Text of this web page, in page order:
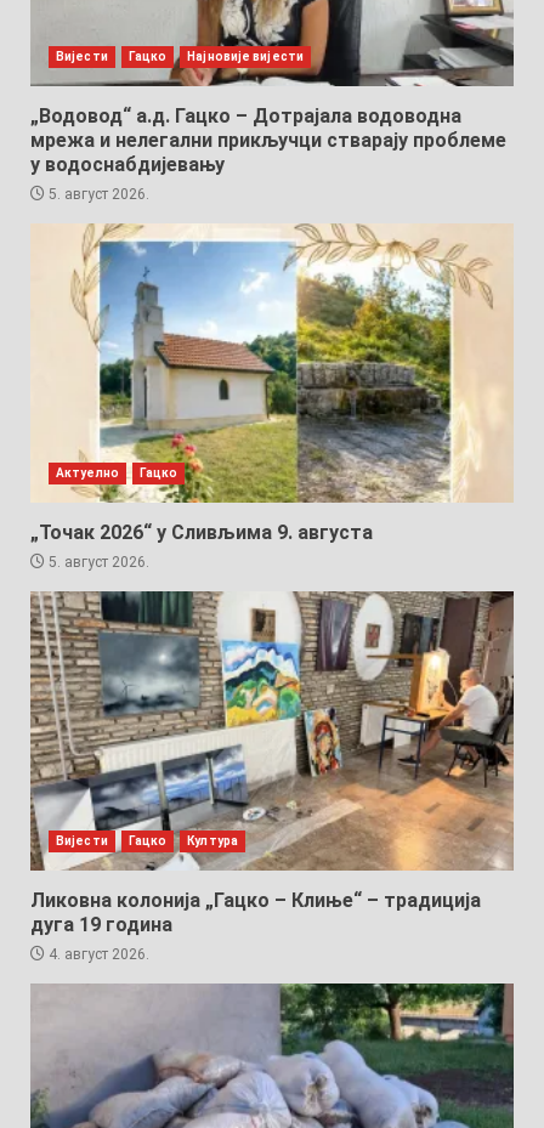
Вијести Гацко Најновије вијести
„Водовод“ а.д. Гацко – Дотрајала водоводна
мрежа и нелегални прикључци стварају проблеме
у водоснабдијевању
5. август 2026.
Актуелно Гацко
„Точак 2026“ у Сливљима 9. августа
5. август 2026.
Вијести Гацко Култура
Ликовна колонија „Гацко – Клиње“ – традиција
дуга 19 година
4. август 2026.